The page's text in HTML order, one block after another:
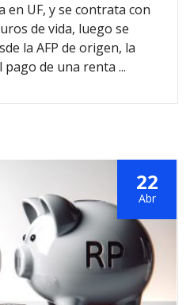
en UF, y se contrata con
de vida, luego se
la AFP de origen, la
de una renta ...
22
Abr